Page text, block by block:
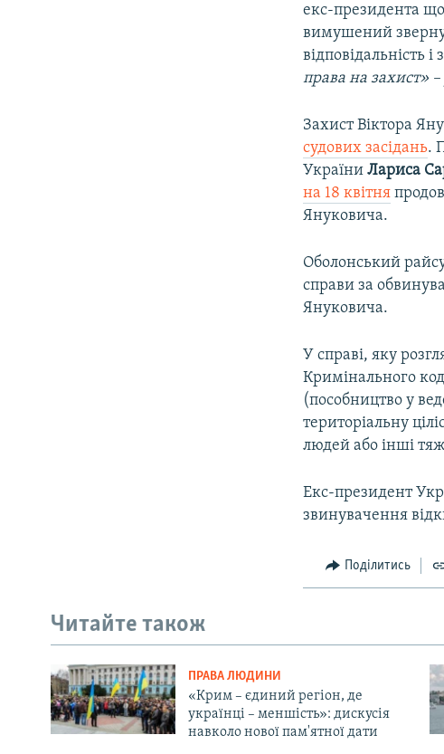
екс-президента
вимушений
відповідальність
права на захист» –
Захист Віктора
судових засідань.
УкраїниЛариса
на 18 квітня
Януковича.
Оболонський
справи за
Януковича.
У справі, яку
Кримінального
(пособництво у
територіальну
людей або інші
Екс-президент
звинувачення
Поділитись
Читайте також
ПРАВА ЛЮДИНИ
«Крим – єдиний регіон, де
українці – меншість»: дискусія
навколо нової пам'ятної дати